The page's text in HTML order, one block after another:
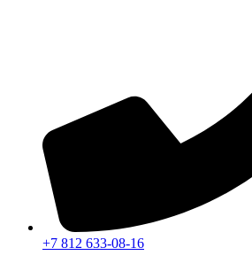
+7 812 633-08-16